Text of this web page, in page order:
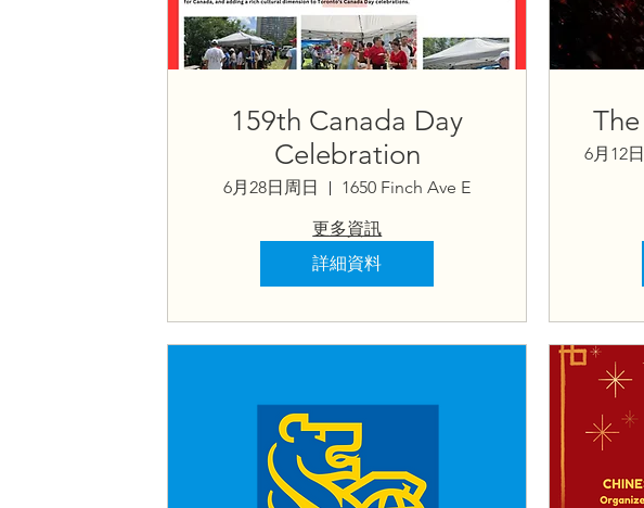
159th Canada Day
Celebration
6月28日周日
1650 Finch Ave E
更多資訊
詳細資料
6月12